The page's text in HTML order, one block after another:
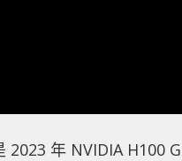
年 NVIDIA H100